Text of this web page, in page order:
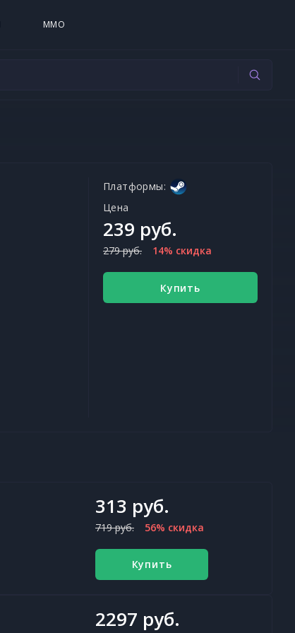
MMO
Платформы:
Цена
239 руб.
279 руб. 14% скидка
Купить
313 руб.
719 руб. 56% скидка
Купить
2297 руб.